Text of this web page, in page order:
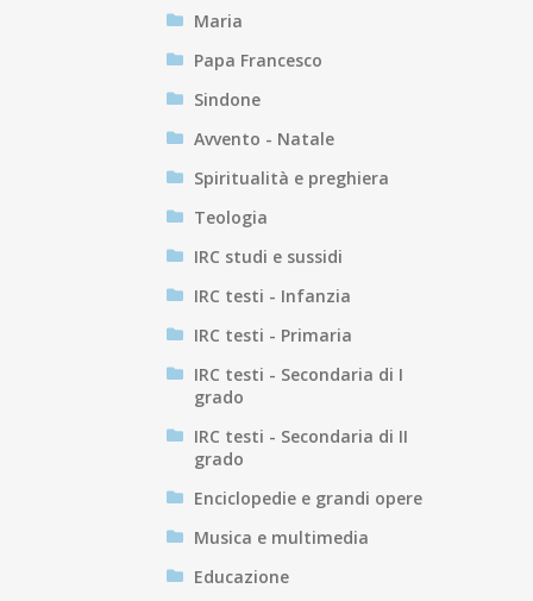
Maria
Papa Francesco
Sindone
Avvento - Natale
Spiritualità e preghiera
Teologia
IRC studi e sussidi
IRC testi - Infanzia
IRC testi - Primaria
IRC testi - Secondaria di I
grado
IRC testi - Secondaria di II
grado
Enciclopedie e grandi opere
Musica e multimedia
Educazione